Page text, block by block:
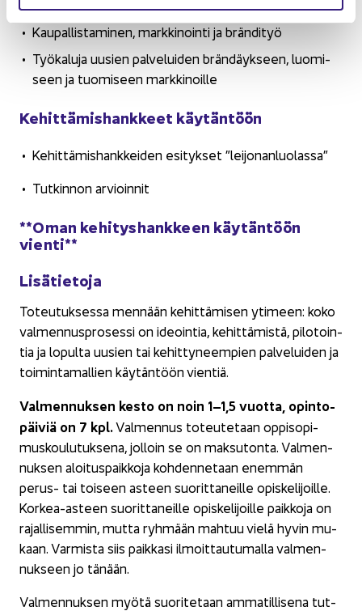
Kau­pal­lis­ta­mi­nen, mark­ki­noin­ti ja brän­di­työ
Työ­ka­lu­ja uusien pal­ve­lui­den brän­däyk­seen, luo­mi­
seen ja tuo­mi­seen mark­ki­noil­le
Ke­hit­tä­mis­hank­keet käy­tän­töön
Ke­hit­tä­mis­hank­kei­den esi­tyk­set ”lei­jo­nan­luo­las­sa”
Tut­kin­non ar­vioin­nit
**Oman ke­hi­tys­hank­keen käy­tän­töön
vien­ti**
Li­sä­tie­to­ja
To­teu­tuk­ses­sa men­nään ke­hit­tä­mi­sen yti­meen: koko
val­men­nus­pro­ses­si on ideoin­tia, ke­hit­tä­mis­tä, pi­lo­toin­
tia ja lo­pul­ta uusien tai ke­hit­ty­neem­pien pal­ve­lui­den ja
toi­min­ta­mal­lien käy­tän­töön vien­tiä.
Val­men­nuk­sen kesto on noin 1–1,5 vuot­ta, opin­to­
päi­viä on 7 kpl.Val­men­nus to­teu­te­taan op­pi­so­pi­
mus­kou­lu­tuk­se­na, jol­loin se on mak­su­ton­ta. Val­men­
nuk­sen aloi­tus­paik­ko­ja koh­den­ne­taan enem­män
perus-​ tai toi­seen as­teen suo­rit­ta­neil­le opis­ke­li­joil­le.
Korkea-​asteen suo­rit­ta­neil­le opis­ke­li­joil­le paik­ko­ja on
ra­jal­li­sem­min, mutta ryh­mään mah­tuu vielä hyvin mu­
kaan. Var­mis­ta siis paik­ka­si il­moit­tau­tu­mal­la val­men­
nuk­seen jo tä­nään.
Val­men­nuk­sen myötä suo­ri­te­taan am­ma­til­li­se­na tut­